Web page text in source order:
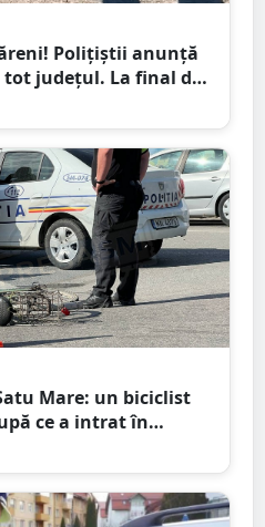
Polițiștii anunță
județul. La final de
și o acțiune-
Mare: un biciclist
ce a intrat în